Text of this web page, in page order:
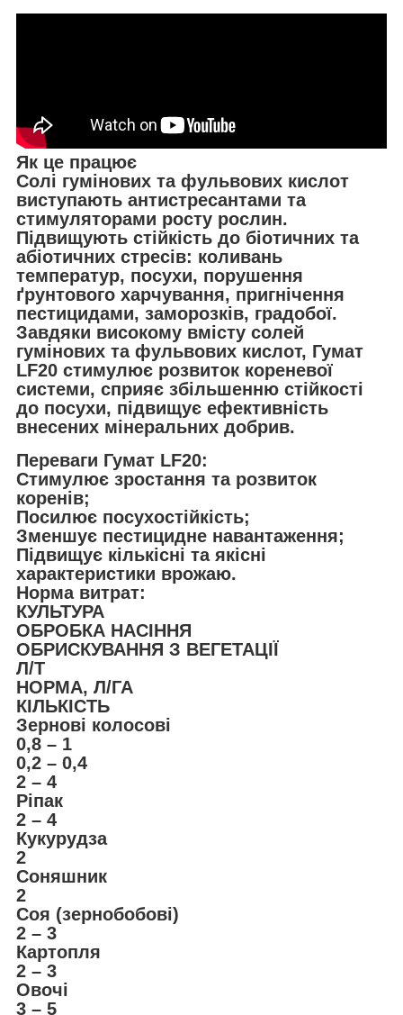
Як це працює
Солі гумінових та фульвових кислот
виступають антистресантами та
стимуляторами росту рослин.
Підвищують стійкість до біотичних та
абіотичних стресів: коливань
температур, посухи, порушення
ґрунтового харчування, пригнічення
пестицидами, заморозків, градобої.
Завдяки високому вмісту солей
гумінових та фульвових кислот, Гумат
LF20 стимулює розвиток кореневої
системи, сприяє збільшенню стійкості
до посухи, підвищує ефективність
внесених мінеральних добрив.
Переваги Гумат LF20:
Стимулює зростання та розвиток
коренів;
Посилює посухостійкість;
Зменшує пестицидне навантаження;
Підвищує кількісні та якісні
характеристики врожаю.
Норма витрат:
КУЛЬТУРА
ОБРОБКА НАСІННЯ
ОБРИСКУВАННЯ З ВЕГЕТАЦІЇ
Л/Т
НОРМА, Л/ГА
КІЛЬКІСТЬ
Зернові колосові
0,8 – 1
0,2 – 0,4
2 – 4
Ріпак
2 – 4
Кукурудза
2
Соняшник
2
Соя (зернобобові)
2 – 3
Картопля
2 – 3
Овочі
3 – 5